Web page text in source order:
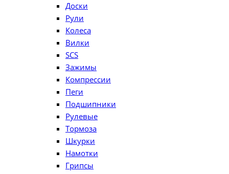
Доски
Рули
Колеса
Вилки
SCS
Зажимы
Компрессии
Пеги
Подшипники
Рулевые
Тормоза
Шкурки
Намотки
Грипсы